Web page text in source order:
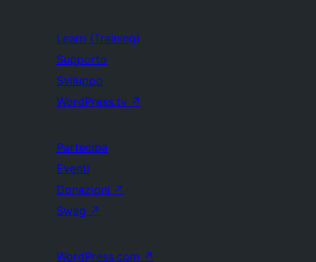
Learn (Training)
Supporto
Sviluppo
WordPress.tv ↗
Partecipa
Eventi
Donazioni ↗
Swag ↗
WordPress.com ↗